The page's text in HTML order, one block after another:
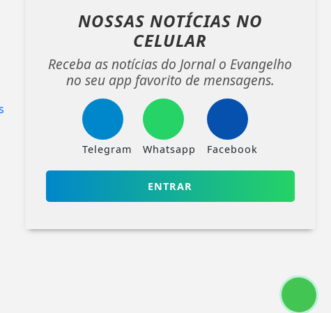
NOSSAS NOTÍCIAS NO
CELULAR
Receba as notícias do Jornal o Evangelho
no seu app favorito de mensagens.
Telegram Whatsapp Facebook
ENTRAR